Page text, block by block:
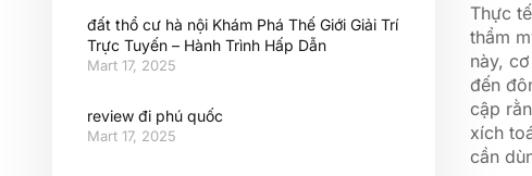
Thực
thẩm
này,
đến
cập
xích
cần
đất thổ cư hà nội Khám Phá Thế Giới Giải Trí
Trực Tuyến – Hành Trình Hấp Dẫn
Mart 17, 2025
review đi phú quốc
Mart 17, 2025